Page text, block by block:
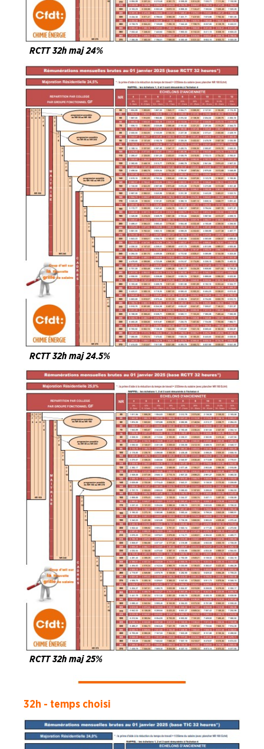
RCTT 32h maj 24%
RCTT 32h maj 24.5%
RCTT 32h maj 25%
32h - temps choisi